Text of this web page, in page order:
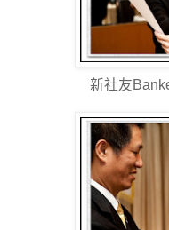
新社友